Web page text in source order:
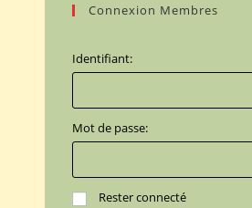
Connexion Membres
Identifiant:
Mot de passe:
Rester connecté